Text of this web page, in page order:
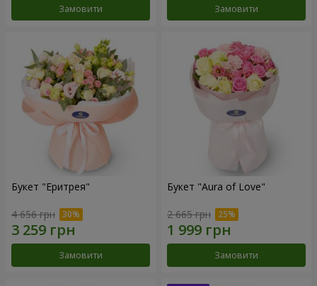
Замовити Замовити
Букет "Еритрея"
4 656 грн
Замовити
Букет "Aura of Love"
2 665 грн
Замовити